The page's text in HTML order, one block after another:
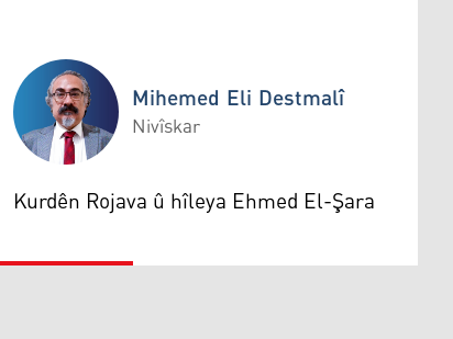
Mihemed Eli Destmalî
Mihemed Eli Destmalî
Nivîskar
Kurdên Rojava û hîleya Ehmed El-Şara